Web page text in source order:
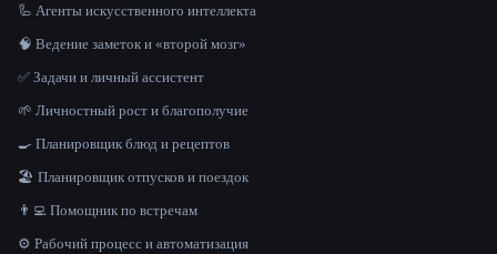
🦾 Агенты искусственного интеллекта
🧠 Ведение заметок и «второй мозг»
✅ Задачи и личный ассистент
🌱 Личностный рост и благополучие
🍳 Планировщик блюд и рецептов
🏖 Планировщик отпусков и поездок
👨‍💻 Помощник по встречам
⚙️ Рабочий процесс и автоматизация